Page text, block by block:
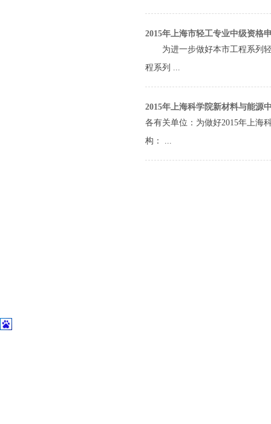
2015年上海市轻工专业中级资格
为进一步做好本市工程系列轻
程系列 ...
2015年上海科学院新材料与能源
各有关单位：为做好2015年上海
构： ...